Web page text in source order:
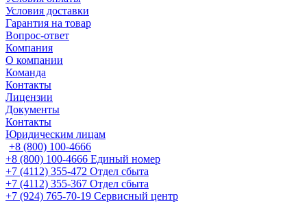
Условия доставки
Гарантия на товар
Вопрос-ответ
Компания
О компании
Команда
Контакты
Лицензии
Документы
Контакты
Юридическим лицам
+8 (800) 100-4666
+8 (800) 100-4666 Единый номер
+7 (4112) 355-472 Отдел сбыта
+7 (4112) 355-367 Отдел сбыта
+7 (924) 765-70-19 Сервисный центр